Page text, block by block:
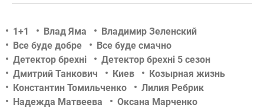
1+1 Влад Яма
Владимир Зеленский
Все буде добре
Все буде смачно
Детектор брехні
Детектор брехні 5 сезон
Дмитрий Танкович
Киев
Козырная жизнь
Константин Томильченко
Лилия Ребрик
Надежда Матвеева
Оксана Марченко